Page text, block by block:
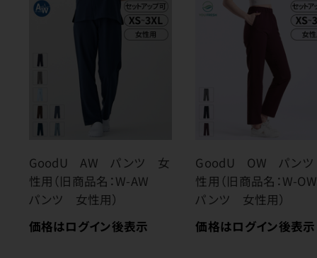
GoodU AW パンツ 女
性用（旧商品名：W-AW
パンツ 女性用）
価格はログイン後表示
GoodU OW パン
性用（旧商品名：W-
パンツ 女性用）
価格はログイン後表示